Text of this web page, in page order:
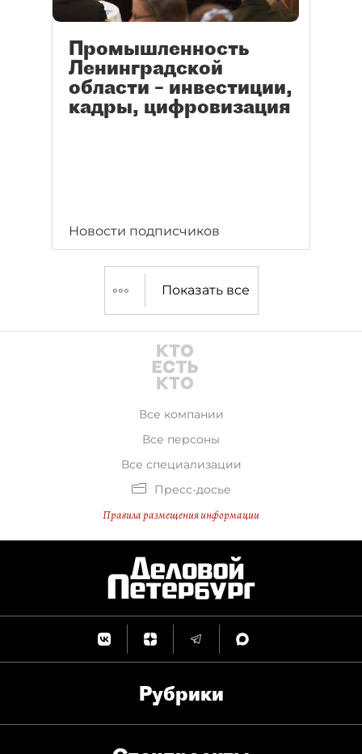
Промышленность
Ленинградской
области – инвестиции,
кадры, цифровизация
Новости подписчиков
Показать все
Все компании
Все персоны
Все специализации
Пресс-досье
Правила размещения информации
Рубрики